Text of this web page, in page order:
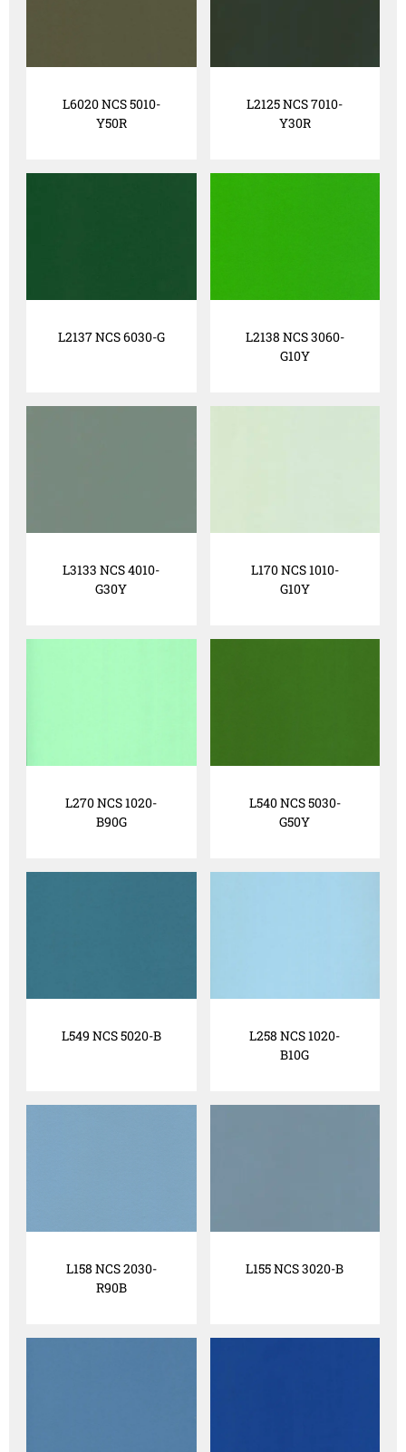
L6020 NCS 5010-
Y50R
L2125 NCS 7010-
Y30R
L2137 NCS 6030-G
L2138 NCS 3060-
G10Y
L3133 NCS 4010-
G30Y
L170 NCS 1010-
G10Y
L270 NCS 1020-
B90G
L540 NCS 5030-
G50Y
L549 NCS 5020-B
L258 NCS 1020-
B10G
L158 NCS 2030-
R90B
L155 NCS 3020-B